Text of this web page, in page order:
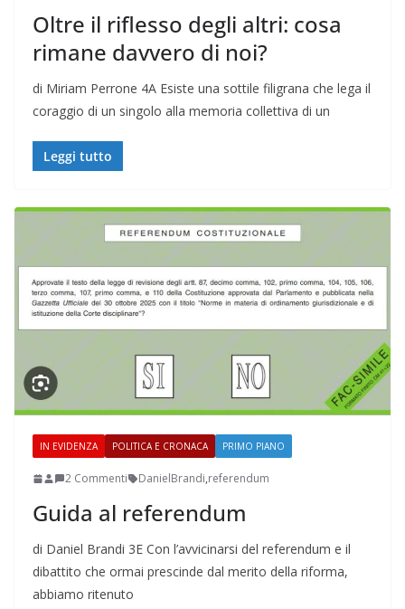
Oltre il riflesso degli altri: cosa
rimane davvero di noi?
di Miriam Perrone 4A Esiste una sottile filigrana che lega il
coraggio di un singolo alla memoria collettiva di un
Leggi tutto
IN EVIDENZA POLITICA E CRONACA PRIMO PIANO
2 Commenti DanielBrandi,referendum
Guida al referendum
di Daniel Brandi 3E Con l’avvicinarsi del referendum e il
dibattito che ormai prescinde dal merito della riforma,
abbiamo ritenuto